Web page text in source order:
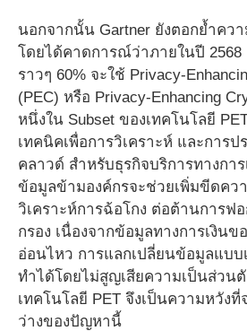
นอกจากนั้น Gartner ยังตอกย้ำควา
โดยได้คาดการณ์ว่าภายในปี
ราวๆ 60% จะใช้ Privacy-
(PEC) หรือ Privacy-Enhancing
หนึ่งใน Subset ของเทคโนโลยี
เทคนิคเพื่อการวิเคราะห์ และการ
คลาวด์ สำหรับธุรกิจบริการทางกา
ข้อมูลข้ามองค์กรจะช่วยเพิ่มขีดคว
วิเคราะห์การฉ้อโกง ต่อต้านการฟ
กรอง เนื่องจากข้อมูลทางการเงิน
อ่อนไหว การแลกเปลี่ยนข้อมูลแบบ
ทำได้โดยไม่สูญเสียความเป็นส่วน
เทคโนโลยี PET จึงเป็นความหวัง
ว่างของปัญหานี้